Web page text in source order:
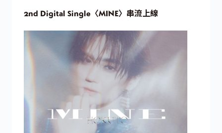
2nd Digital Single〈MINE〉串流上線